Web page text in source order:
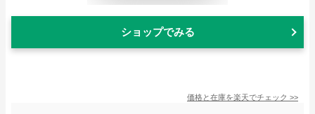
ショップでみる
価格と在庫を楽天でチェック >>